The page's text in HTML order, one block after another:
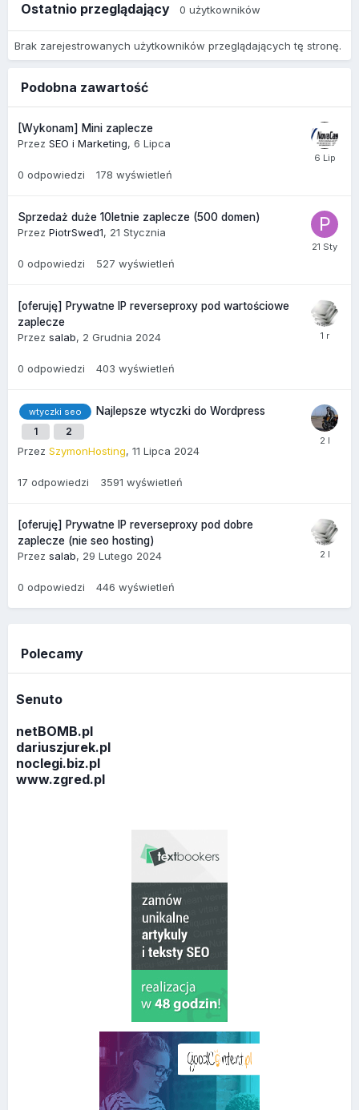
Ostatnio przeglądający 0 użytkowników
Brak zarejestrowanych użytkowników przeglądających tę stronę.
Podobna zawartość
[Wykonam] Mini zaplecze
Przez SEO i Marketing, 6 Lipca
0 odpowiedzi 178 wyświetleń
Sprzedaż duże 10letnie zaplecze (500 domen)
Przez PiotrSwed1, 21 Stycznia
0 odpowiedzi 527 wyświetleń
[oferuję] Prywatne IP reverseproxy pod wartościowe
zaplecze
Przez salab, 2 Grudnia 2024
0 odpowiedzi 403 wyświetleń
wtyczki seo Najlepsze wtyczki do Wordpress
1 2
Przez SzymonHosting, 11 Lipca 2024
17 odpowiedzi 3591 wyświetleń
[oferuję] Prywatne IP reverseproxy pod dobre
zaplecze (nie seo hosting)
Przez salab, 29 Lutego 2024
0 odpowiedzi 446 wyświetleń
Polecamy
Senuto
netBOMB.pl
dariuszjurek.pl
noclegi.biz.pl
www.zgred.pl